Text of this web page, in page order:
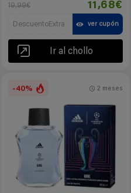
19,99€
11,68€
DescuentoExtra ver cupón
Ir al chollo
-40% 2 meses